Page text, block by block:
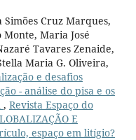
Cruz Marques,
Maria José
Tavares Zenaide,
Maria G. Oliveira,
e desafios
- análise do pisa e os
, Revista Espaço do
E
espaço em litígio?